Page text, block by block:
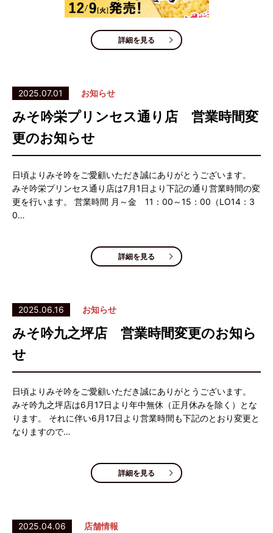
詳細を見る
2025.07.01 お知らせ
みそ吟栄プリンセス通り店 営業時間変
更のお知らせ
日頃よりみそ吟をご愛顧いただき誠にありがとうございます。
みそ吟栄プリンセス通り店は7月1日より下記の通り営業時間の変
更を行います。 営業時間 月～金 11：00～15：00（LO14：3
0…
詳細を見る
2025.06.16 お知らせ
みそ吟九之坪店 営業時間変更のお知ら
せ
日頃よりみそ吟をご愛顧いただき誠にありがとうございます。
みそ吟九之坪店は6月17日より年中無休（正月休みを除く）とな
ります。 それに伴い6月17日より営業時間も下記のとおり変更と
なりますので…
詳細を見る
2025.04.06 店舗情報